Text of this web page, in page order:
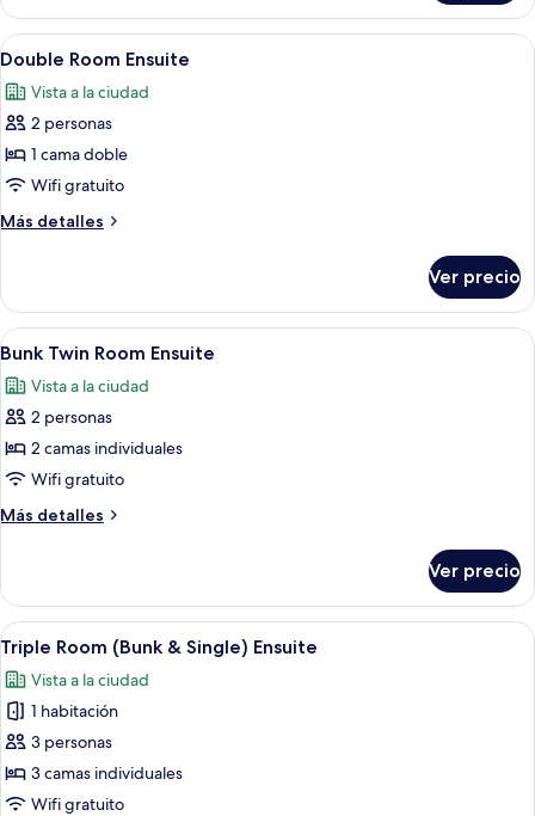
Room
Ensuite
Abrir
todas
las
fotos
de
Double
Room
Ensuite
Habitación de hotel pequeña con
5
Double Room Ensuite
Vista a la ciudad
2 personas
1 cama doble
Wifi gratuito
Más detalles
Más
Room
Ensuite
Ver precio
Abrir
todas
las
fotos
de
Bunk
Twin
Room
Habitación con literas, una
5
Bunk Twin Room Ensuite
Vista a la ciudad
2 personas
2 camas individuales
Wifi gratuito
Más detalles
Más
Twin
Room
Ensuite
Ver precio
Abrir
todas
las
fotos
de
Triple
Room
Habitación con literas, una
4
Triple Room (Bunk & Single) Ensuite
Vista a la ciudad
1 habitación
3 personas
3 camas individuales
Wifi gratuito